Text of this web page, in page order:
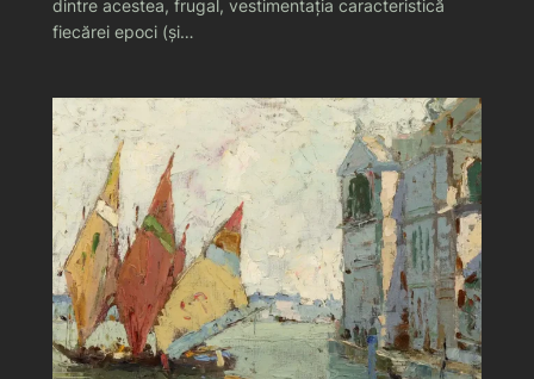
dintre acestea, frugal, vestimentația caracteristică
fiecărei epoci (și…